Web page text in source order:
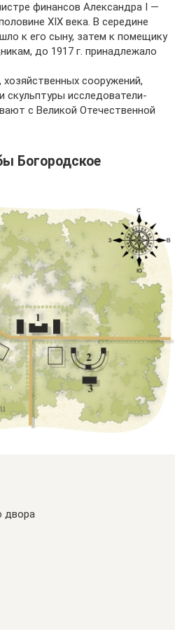
финансов Александра I —
XIX века. В середине
к его сыну, затем к помещику
до 1917 г. принадлежало
сооружений,
скульптуры исследователи-
с Великой Отечественной
Богородское
двора